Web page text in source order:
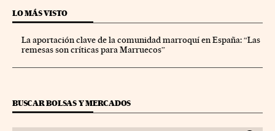
LO MÁS VISTO
La aportación clave de la comunidad marroquí en España: “Las
remesas son críticas para Marruecos”
BUSCAR BOLSAS Y MERCADOS